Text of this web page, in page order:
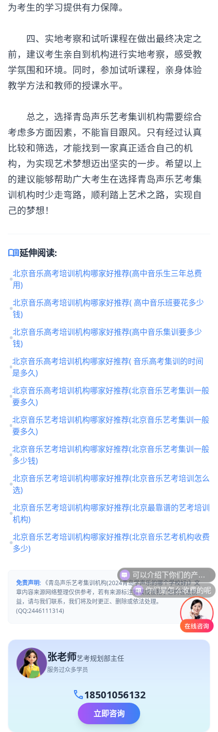
为考生的学习提供有力保障。
四、实地考察和试听课程在做出最终决定之
前，建议考生亲自到机构进行实地考察，感受教
学氛围和环境。同时，参加试听课程，亲身体验
教学方法和教师的授课水平。
总之，选择青岛声乐艺考集训机构需要综合
考虑多方面因素，不能盲目跟风。只有经过认真
比较和筛选，才能找到一家真正适合自己的机
构，为实现艺术梦想迈出坚实的一步。希望以上
的建议能够帮助广大考生在选择青岛声乐艺考集
训机构时少走弯路，顺利踏上艺术之路，实现自
己的梦想！
menu_book延伸阅读:
北京音乐高考培训机构哪家好推荐(高中音乐生三年总费
用)
北京音乐高考培训机构哪家好推荐( 高中音乐班要花多少
钱)
北京音乐高考培训机构哪家好推荐(高中音乐集训要多少
钱)
北京音乐高考培训机构哪家好推荐( 音乐高考集训的时间
是多久)
北京音乐高考培训机构哪家好推荐(北京音乐艺考集训一般
要多久)
北京音乐艺考培训机构哪家好推荐(北京音乐艺考集训一般
要多久)
北京音乐艺考培训机构哪家好推荐(北京音乐艺考集训一般
多少钱)
北京音乐艺考培训机构哪家好推荐(北京音乐艺考培训怎么
选)
北京音乐艺考培训机构哪家好推荐(北京最靠谱的艺考培训
机构)
北京音乐艺考培训机构哪家好推荐(北京音乐艺考机构收费
多少)
免责声明: 《青岛声乐艺考集训机构(2024青岛学声乐的哪个学校好)》文
章内容来源网络整理仅供参考，若有来源标注错误或侵犯了您的合法权
益，请与我们联系，我们将及时更正、删除或依法处理。
(QQ:2446111314)
张老师艺考规划部主任
服务过众多学员
call18501056132
立即咨询
你们是怎么收费的呢